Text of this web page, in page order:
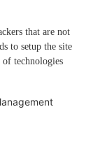
that are not
to setup the site
technologies